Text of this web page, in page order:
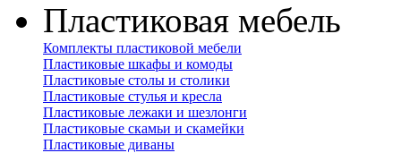
Пластиковая мебель
Комплекты пластиковой мебели
Пластиковые шкафы и комоды
Пластиковые столы и столики
Пластиковые стулья и кресла
Пластиковые лежаки и шезлонги
Пластиковые скамьи и скамейки
Пластиковые диваны